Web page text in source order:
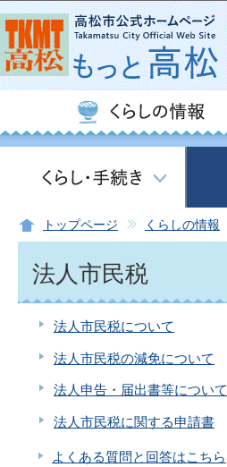
トップページ くらしの情報
法人市民税
法人市民税について
法人市民税の減免について
法人申告・届出書等について
法人市民税に関する申請書
よくある質問と回答はこちら